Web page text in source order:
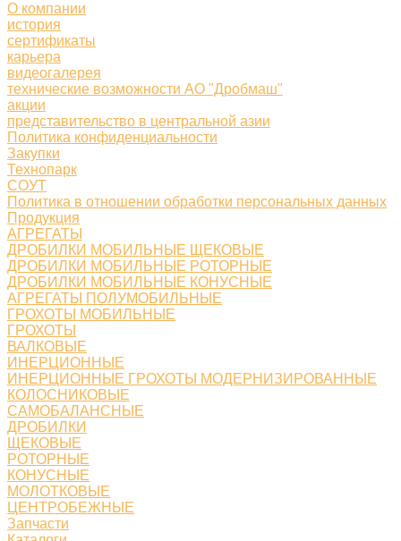
О компании
история
сертификаты
карьера
видеогалерея
технические возможности АО "Дробмаш"
акции
представительство в центральной азии
Политика конфиденциальности
Закупки
Технопарк
СОУТ
Политика в отношении обработки персональных данных
Продукция
АГРЕГАТЫ
ДРОБИЛКИ МОБИЛЬНЫЕ ЩЕКОВЫЕ
ДРОБИЛКИ МОБИЛЬНЫЕ РОТОРНЫЕ
ДРОБИЛКИ МОБИЛЬНЫЕ КОНУСНЫЕ
АГРЕГАТЫ ПОЛУМОБИЛЬНЫЕ
ГРОХОТЫ МОБИЛЬНЫЕ
ГРОХОТЫ
ВАЛКОВЫЕ
ИНЕРЦИОННЫЕ
ИНЕРЦИОННЫЕ ГРОХОТЫ МОДЕРНИЗИРОВАННЫЕ
КОЛОСНИКОВЫЕ
САМОБАЛАНСНЫЕ
ДРОБИЛКИ
ЩЕКОВЫЕ
РОТОРНЫЕ
КОНУСНЫЕ
МОЛОТКОВЫЕ
ЦЕНТРОБЕЖНЫЕ
Запчасти